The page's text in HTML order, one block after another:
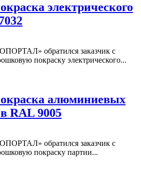
электрического
обратился заказчик с
покраску электрического...
алюминиевых
RAL 9005
обратился заказчик с
покраску партии...